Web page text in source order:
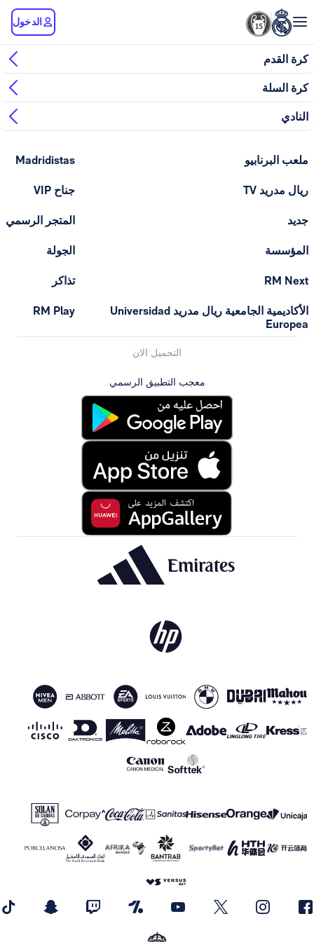
الدخول
كرة القدم
كرة السلة
النادي
ملعب البرنابيو
ريال مدريد TV
جديد
المؤسسة
RM Next
الأكاديمية الجامعية ريال مدريد Universidad
Europea
Madridistas
جناح VIP
المتجر الرسمي
الجولة
تذاكر
RM Play
التحميل الان
معجب التطبيق الرسمي